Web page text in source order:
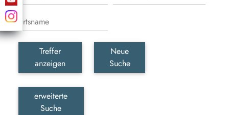
Treffer
anzeigen
Neue
Suche
erweiterte
Suche